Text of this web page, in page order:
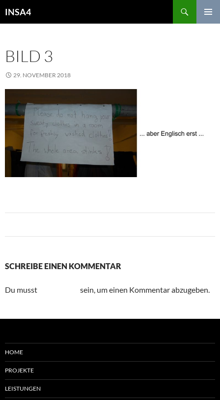
INSA4
BILD 3
29. NOVEMBER 2018
SCHREIBE EINEN KOMMENTAR
Du musst sein, um einen Kommentar abzugeben.
HOME
PROJEKTE
LEISTUNGEN